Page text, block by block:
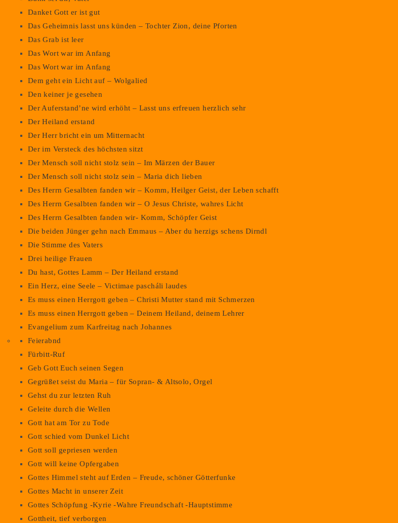
Danket Gott er ist gut
Das Geheimnis lasst uns künden – Tochter Zion, deine Pforten
Das Grab ist leer
Das Wort war im Anfang
Das Wort war im Anfang
Dem geht ein Licht auf – Wolgalied
Den keiner je gesehen
Der Auferstand’ne wird erhöht – Lasst uns erfreuen herzlich sehr
Der Heiland erstand
Der Herr bricht ein um Mitternacht
Der im Versteck des höchsten sitzt
Der Mensch soll nicht stolz sein – Im Märzen der Bauer
Der Mensch soll nicht stolz sein – Maria dich lieben
Des Herrn Gesalbten fanden wir – Komm, Heilger Geist, der Leben schafft
Des Herrn Gesalbten fanden wir – O Jesus Christe, wahres Licht
Des Herrn Gesalbten fanden wir- Komm, Schöpfer Geist
Die beiden Jünger gehn nach Emmaus – Aber du herzigs schens Dirndl
Die Stimme des Vaters
Drei heilige Frauen
Du hast, Gottes Lamm – Der Heiland erstand
Ein Herz, eine Seele – Victimae pascháli laudes
Es muss einen Herrgott geben – Christi Mutter stand mit Schmerzen
Es muss einen Herrgott geben – Deinem Heiland, deinem Lehrer
Evangelium zum Karfreitag nach Johannes
Feierabnd
Fürbitt-Ruf
Geb Gott Euch seinen Segen
Gegrüßet seist du Maria – für Sopran- & Altsolo, Orgel
Gehst du zur letzten Ruh
Geleite durch die Wellen
Gott hat am Tor zu Tode
Gott schied vom Dunkel Licht
Gott soll gepriesen werden
Gott will keine Opfergaben
Gottes Himmel steht auf Erden – Freude, schöner Götterfunke
Gottes Macht in unserer Zeit
Gottes Schöpfung -Kyrie -Wahre Freundschaft -Hauptstimme
Gottheit, tief verborgen